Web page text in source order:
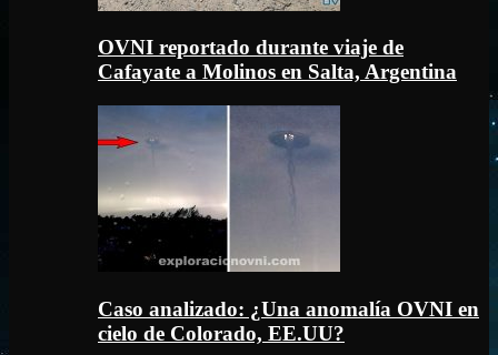
OVNI reportado durante viaje de
Cafayate a Molinos en Salta, Argentina
Caso analizado: ¿Una anomalía OVNI en
cielo de Colorado, EE.UU?